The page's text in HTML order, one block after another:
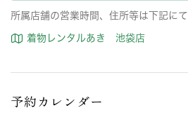
所属店舗の営業時間、住所等は下記にて
着物レンタルあき 池袋店
予約カレンダー